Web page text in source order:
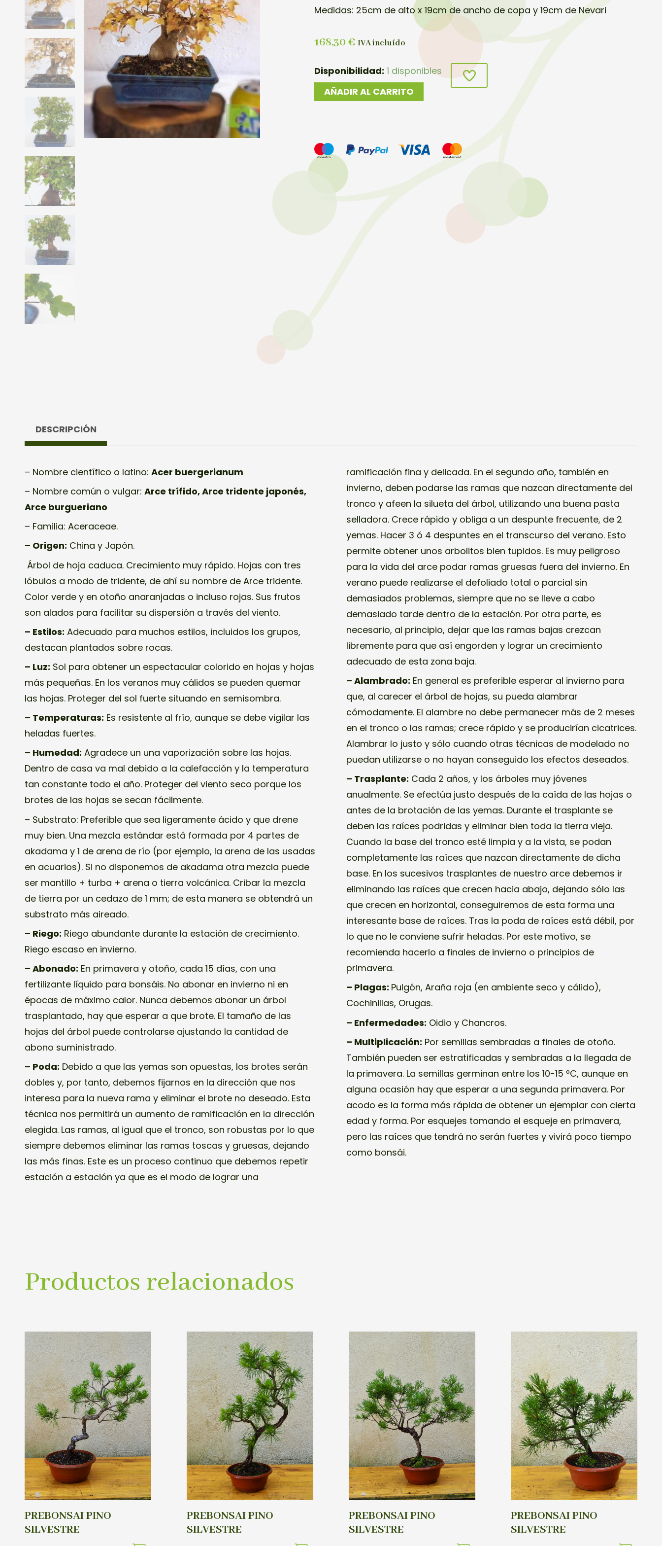
Medidas: 25cm de alto x 19cm de ancho de copa y 19cm de Nevari
168,30€ IVA incluído
Disponibilidad: 1 disponibles
BONSAI
ACER
BURGERIANO
AÑADIR AL CARRITO
DESCRIPCIÓN
– Nombre científico o latino: Acer buergerianum
– Nombre común o vulgar: Arce trífido, Arce tridente japonés,
Arce burgueriano
– Familia: Aceraceae.
– Origen: China y Japón.
Árbol de hoja caduca. Crecimiento muy rápido. Hojas con tres
lóbulos a modo de tridente, de ahí su nombre de Arce tridente.
Color verde y en otoño anaranjadas o incluso rojas. Sus frutos
son alados para facilitar su dispersión a través del viento.
– Estilos: Adecuado para muchos estilos, incluidos los grupos,
destacan plantados sobre rocas.
– Luz: Sol para obtener un espectacular colorido en hojas y hojas
más pequeñas. En los veranos muy cálidos se pueden quemar
las hojas. Proteger del sol fuerte situando en semisombra.
– Temperaturas: Es resistente al frío, aunque se debe vigilar las
heladas fuertes.
– Humedad: Agradece un una vaporización sobre las hojas.
Dentro de casa va mal debido a la calefacción y la temperatura
tan constante todo el año. Proteger del viento seco porque los
brotes de las hojas se secan fácilmente.
– Substrato: Preferible que sea ligeramente ácido y que drene
muy bien. Una mezcla estándar está formada por 4 partes de
akadama y 1 de arena de río (por ejemplo, la arena de las usadas
en acuarios). Si no disponemos de akadama otra mezcla puede
ser mantillo + turba + arena o tierra volcánica. Cribar la mezcla
de tierra por un cedazo de 1 mm; de esta manera se obtendrá un
substrato más aireado.
– Riego: Riego abundante durante la estación de crecimiento.
Riego escaso en invierno.
– Abonado: En primavera y otoño, cada 15 días, con una
fertilizante líquido para bonsáis. No abonar en invierno ni en
épocas de máximo calor. Nunca debemos abonar un árbol
trasplantado, hay que esperar a que brote. El tamaño de las
hojas del árbol puede controlarse ajustando la cantidad de
abono suministrado.
– Poda: Debido a que las yemas son opuestas, los brotes serán
dobles y, por tanto, debemos fijarnos en la dirección que nos
interesa para la nueva rama y eliminar el brote no deseado. Esta
técnica nos permitirá un aumento de ramificación en la dirección
elegida. Las ramas, al igual que el tronco, son robustas por lo que
siempre debemos eliminar las ramas toscas y gruesas, dejando
las más finas. Este es un proceso continuo que debemos repetir
estación a estación ya que es el modo de lograr una
ramificación fina y delicada. En el segundo año, también en
invierno, deben podarse las ramas que nazcan directamente del
tronco y afeen la silueta del árbol, utilizando una buena pasta
selladora. Crece rápido y obliga a un despunte frecuente, de 2
yemas. Hacer 3 ó 4 despuntes en el transcurso del verano. Esto
permite obtener unos arbolitos bien tupidos. Es muy peligroso
para la vida del arce podar ramas gruesas fuera del invierno. En
verano puede realizarse el defoliado total o parcial sin
demasiados problemas, siempre que no se lleve a cabo
demasiado tarde dentro de la estación. Por otra parte, es
necesario, al principio, dejar que las ramas bajas crezcan
libremente para que así engorden y lograr un crecimiento
adecuado de esta zona baja.
– Alambrado: En general es preferible esperar al invierno para
que, al carecer el árbol de hojas, su pueda alambrar
cómodamente. El alambre no debe permanecer más de 2 meses
en el tronco o las ramas; crece rápido y se producirían cicatrices.
Alambrar lo justo y sólo cuando otras técnicas de modelado no
puedan utilizarse o no hayan conseguido los efectos deseados.
– Trasplante: Cada 2 años, y los árboles muy jóvenes
anualmente. Se efectúa justo después de la caída de las hojas o
antes de la brotación de las yemas. Durante el trasplante se
deben las raíces podridas y eliminar bien toda la tierra vieja.
Cuando la base del tronco esté limpia y a la vista, se podan
completamente las raíces que nazcan directamente de dicha
base. En los sucesivos trasplantes de nuestro arce debemos ir
eliminando las raíces que crecen hacia abajo, dejando sólo las
que crecen en horizontal, conseguiremos de esta forma una
interesante base de raíces. Tras la poda de raíces está débil, por
lo que no le conviene sufrir heladas. Por este motivo, se
recomienda hacerlo a finales de invierno o principios de
primavera.
– Plagas: Pulgón, Araña roja (en ambiente seco y cálido),
Cochinillas, Orugas.
– Enfermedades: Oidio y Chancros.
– Multiplicación: Por semillas sembradas a finales de otoño.
También pueden ser estratificadas y sembradas a la llegada de
la primavera. La semillas germinan entre los 10-15 ºC, aunque en
alguna ocasión hay que esperar a una segunda primavera. Por
acodo es la forma más rápida de obtener un ejemplar con cierta
edad y forma. Por esquejes tomando el esqueje en primavera,
pero las raíces que tendrá no serán fuertes y vivirá poco tiempo
como bonsái.
Productos relacionados
PREBONSAI PINO
SILVESTRE
PREBONSAI PINO
SILVESTRE
PREBONSAI PINO
SILVESTRE
PREBONSAI PINO
SILVESTRE